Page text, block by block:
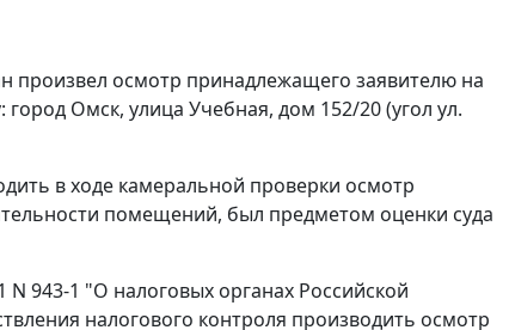
произвел осмотр принадлежащего заявителю на
Омск, улица Учебная, дом 152/20 (угол ул.
в ходе камеральной проверки осмотр
помещений, был предметом оценки суда
943-1 "О налоговых органах Российской
налогового контроля производить осмотр